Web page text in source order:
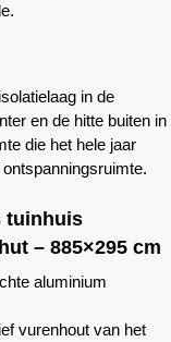
in de
en de hitte buiten in
die het hele jaar
tuinhuis
– 885×295 cm
aluminium
vurenhout van het